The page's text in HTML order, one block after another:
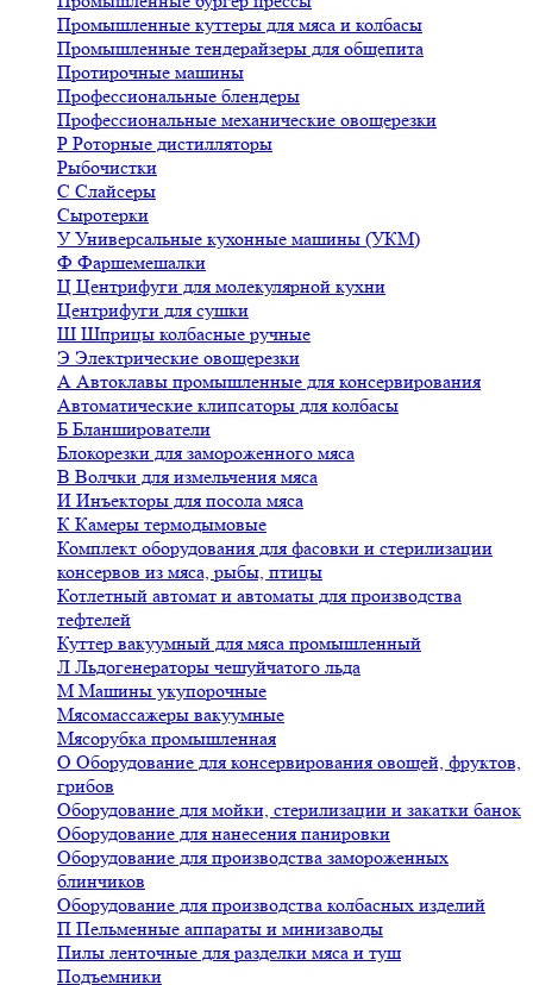
Промышленные куттеры для мяса и колбасы
Промышленные тендерайзеры для общепита
Протирочные машины
Профессиональные блендеры
Профессиональные механические овощерезки
Р Роторные дистилляторы
Рыбочистки
С Слайсеры
Сыротерки
У Универсальные кухонные машины (УКМ)
Ф Фаршемешалки
Ц Центрифуги для молекулярной кухни
Центрифуги для сушки
Ш Шприцы колбасные ручные
Э Электрические овощерезки
А Автоклавы промышленные для консервирования
Автоматические клипсаторы для колбасы
Б Бланширователи
Блокорезки для замороженного мяса
В Волчки для измельчения мяса
И Инъекторы для посола мяса
К Камеры термодымовые
Комплект оборудования для фасовки и стерилизации
консервов из мяса, рыбы, птицы
Котлетный автомат и автоматы для производства
тефтелей
Куттер вакуумный для мяса промышленный
Л Льдогенераторы чешуйчатого льда
М Машины укупорочные
Мясомассажеры вакуумные
Мясорубка промышленная
О Оборудование для консервирования овощей, фруктов,
грибов
Оборудование для мойки, стерилизации и закатки банок
Оборудование для нанесения панировки
Оборудование для производства замороженных
блинчиков
Оборудование для производства колбасных изделий
П Пельменные аппараты и минизаводы
Пилы ленточные для разделки мяса и туш
Подъемники